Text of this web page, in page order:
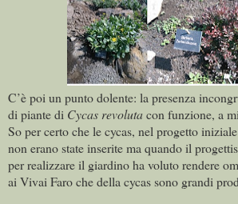
C’è poi un punto dolente: la presenza
di piante di Cycas revolutacon funzione, a
So per certo che le cycas, nel progetto
non erano state inserite ma quando il
per realizzare il giardino ha voluto rendere
ai Vivai Faro che della cycas sono grandi